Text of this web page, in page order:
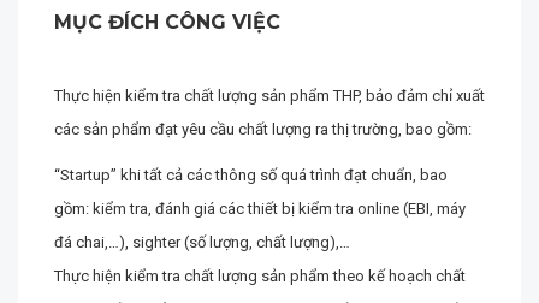
MỤC ĐÍCH CÔNG VIỆC
Thực hiện kiểm tra chất lượng sản phẩm THP, bảo đảm chỉ xuất
các sản phẩm đạt yêu cầu chất lượng ra thị trường, bao gồm:
“Startup” khi tất cả các thông số quá trình đạt chuẩn, bao
gồm: kiểm tra, đánh giá các thiết bị kiểm tra online (EBI, máy
đá chai,…), sighter (số lượng, chất lượng),…
Thực hiện kiểm tra chất lượng sản phẩm theo kế hoạch chất